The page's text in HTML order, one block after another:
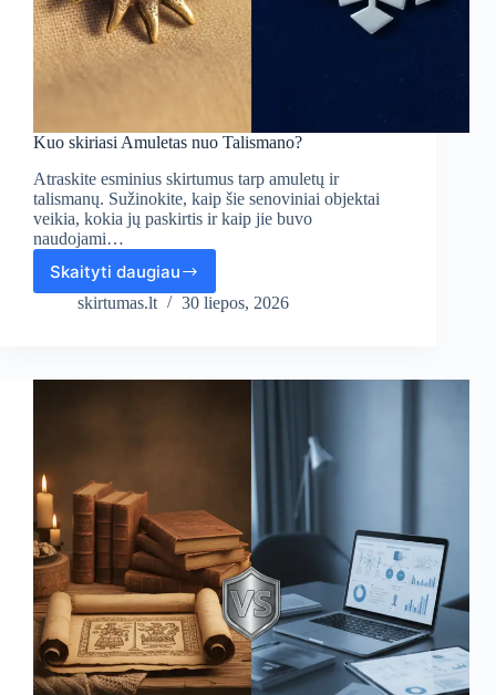
Kuo skiriasi Amuletas nuo Talismano?
Atraskite esminius skirtumus tarp amuletų ir
talismanų. Sužinokite, kaip šie senoviniai objektai
veikia, kokia jų paskirtis ir kaip jie buvo
naudojami…
Skaityti daugiau
Kuo
skiriasi
skirtumas.lt 30 liepos, 2026